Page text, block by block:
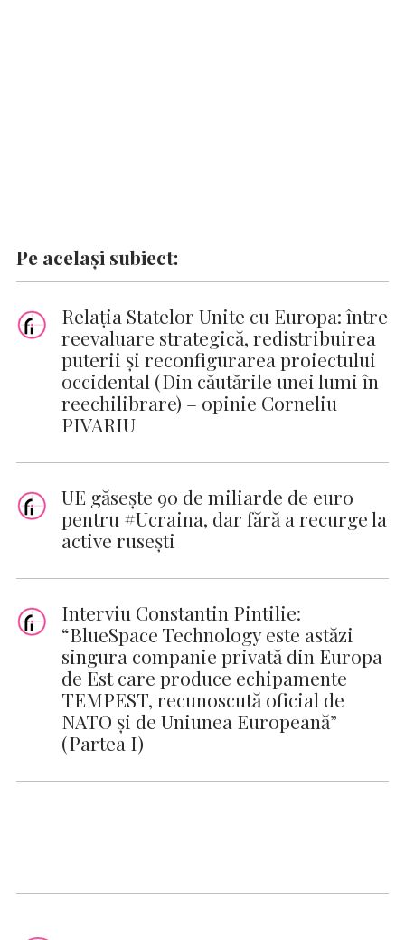
Pe același subiect:
Relația Statelor Unite cu Europa: între
reevaluare strategică, redistribuirea
puterii și reconfigurarea proiectului
occidental (Din căutările unei lumi în
reechilibrare) – opinie Corneliu
PIVARIU
UE găseşte 90 de miliarde de euro
pentru #Ucraina, dar fără a recurge la
active ruseşti
Interviu Constantin Pintilie:
“BlueSpace Technology este astăzi
singura companie privată din Europa
de Est care produce echipamente
TEMPEST, recunoscută oficial de
NATO și de Uniunea Europeană”
(Partea I)